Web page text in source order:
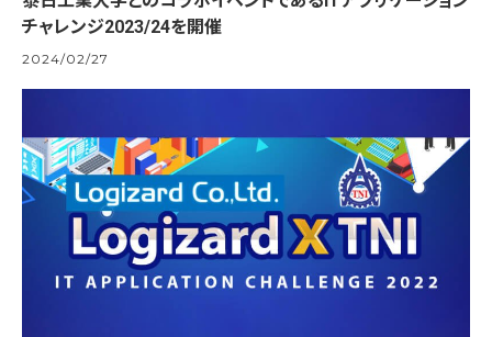
チャレンジ2023/24を開催
2024/02/27